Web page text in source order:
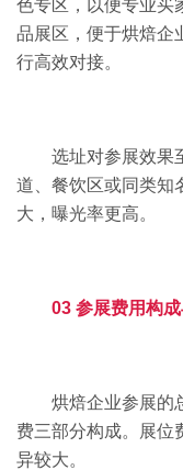
色专区，以便专业买
品展区，便于烘焙企
行高效对接。
选址对参展效果
道、餐饮区或同类知
大，曝光率更高。
03 参展费用构
烘焙企业参展的
费三部分构成。展位
异较大。